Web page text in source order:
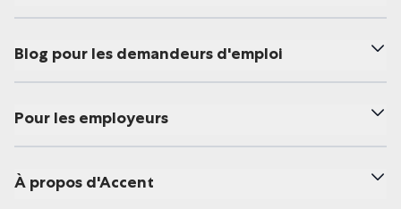
Blog pour les demandeurs d'emploi
Pour les employeurs
À propos d'Accent